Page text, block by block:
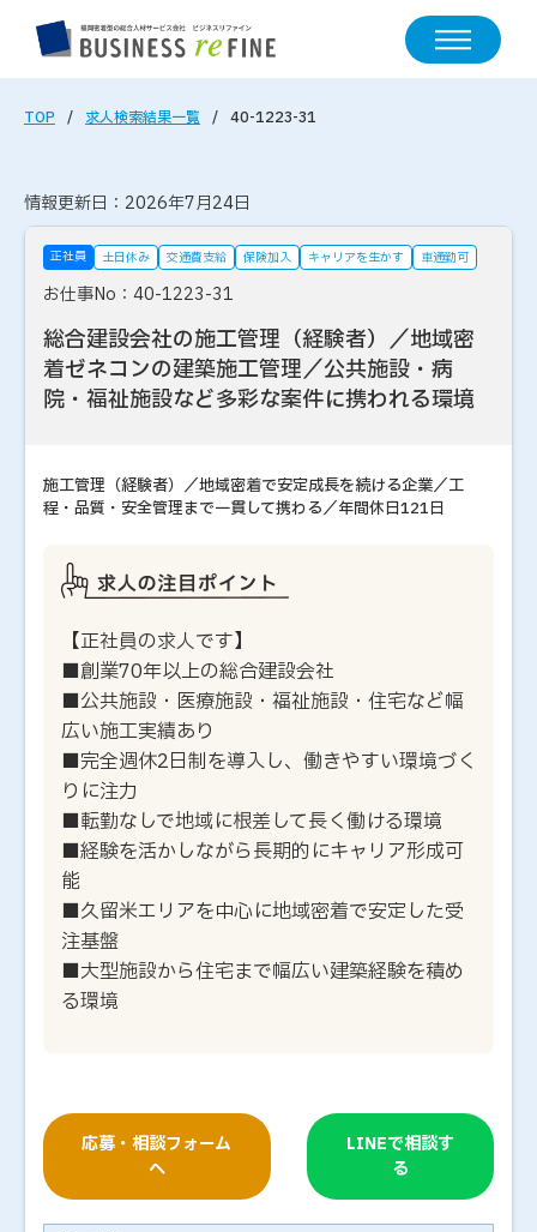
TOP 求人検索結果一覧 40-1223-31
情報更新日：2026年7月24日
正社員 土日休み 交通費支給 保険加入 キャリアを生かす 車通勤可
お仕事No：40-1223-31
総合建設会社の施工管理（経験者）／地域密
着ゼネコンの建築施工管理／公共施設・病
院・福祉施設など多彩な案件に携われる環境
施工管理（経験者）／地域密着で安定成長を続ける企業／工
程・品質・安全管理まで一貫して携わる／年間休日121日
【正社員の求人です】
■創業70年以上の総合建設会社
■公共施設・医療施設・福祉施設・住宅など幅
広い施工実績あり
■完全週休2日制を導入し、働きやすい環境づく
りに注力
■転勤なしで地域に根差して長く働ける環境
■経験を活かしながら長期的にキャリア形成可
能
■久留米エリアを中心に地域密着で安定した受
注基盤
■大型施設から住宅まで幅広い建築経験を積め
る環境
応募・相談フォーム
へ
LINEで相談す
る